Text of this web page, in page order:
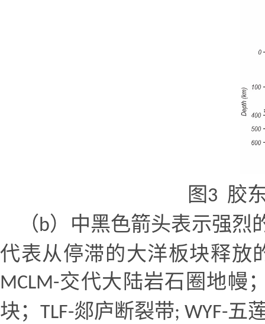
图 3 胶
（b）中黑色箭头表示强烈
代表从停滞的大洋板块释放
MCLM-交代大陆岩石圈地幔
块； TLF-郯庐断裂带; WYF-五